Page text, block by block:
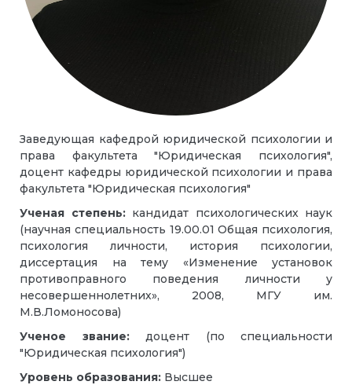
Заведующая кафедрой юридической психологии и
права факультета "Юридическая психология",
доцент кафедры юридической психологии и права
факультета "Юридическая психология"
Ученая степень:кандидат психологических наук
(научная специальность 19.00.01 Общая психология,
психология личности, история психологии,
диссертация на тему «Изменение установок
противоправного поведения личности у
несовершеннолетних», 2008, МГУ им.
М.В.Ломоносова)
Ученое звание: доцент (по специальности
"Юридическая психология")
Уровень образования: Высшее